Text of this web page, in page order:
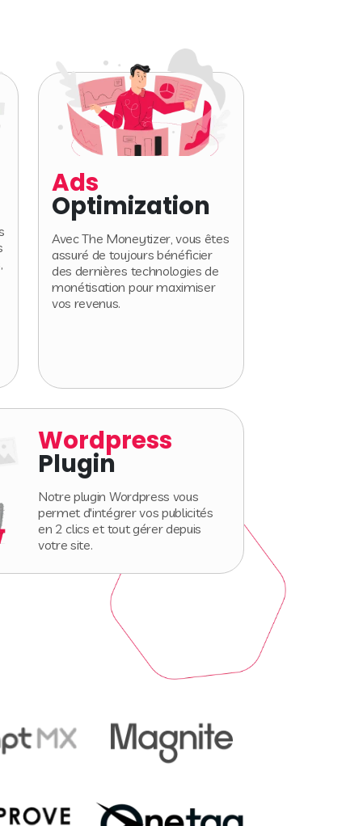
Ads
Optimization
Avec The Moneytizer, vous êtes
assuré de toujours bénéficier
des dernières technologies de
monétisation pour maximiser
vos revenus.
Wordpress
Plugin
Notre plugin Wordpress vous
permet d'intégrer vos publicités
en 2 clics et tout gérer depuis
votre site.